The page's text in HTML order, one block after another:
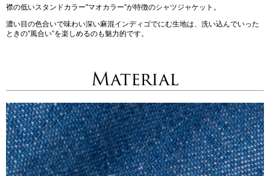
襟の低いスタンドカラー"マオカラー”が特徴のシャツジャケット。
濃い目の色合いで味わい深い麻混インディゴでにむ生地は、洗い込んでいった
ときの”風合い”を楽しめるのも魅力的です。
Material